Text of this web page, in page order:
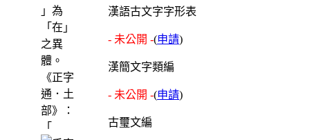
」為
「在」
之異
體。
《正字
通．土
部》：
「
漢語古文字字形表
- 未公開 -(申請)
漢簡文字類編
- 未公開 -(申請)
古璽文編